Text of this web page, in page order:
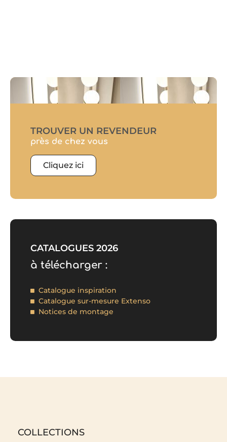
TROUVER UN REVENDEUR
près de chez vous
Cliquez ici
CATALOGUES 2026
à télécharger :
Catalogue inspiration
Catalogue sur-mesure Extenso
Notices de montage
COLLECTIONS